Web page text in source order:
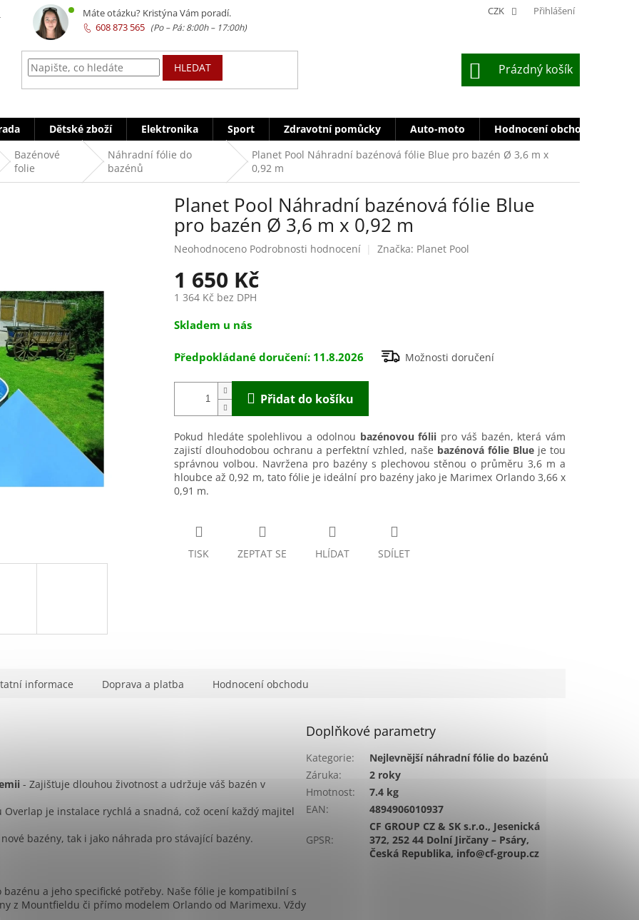
CZK Přihlášení
HLEDAT
NÁKUPNÍ
KOŠÍK
Prázdný košík
Dětské zboží Elektronika Sport Zdravotní pomůcky Auto-moto Hodnocení obchodu
Bazénové
folie
Náhradní fólie do
bazénů
Planet Pool Náhradní bazénová fólie Blue pro bazén Ø 3,6 m x
0,92 m
Planet Pool Náhradní bazénová fólie Blue
pro bazén Ø 3,6 m x 0,92 m
Průměrné
produktu
je
0,0
5
Neohodnoceno Podrobnosti hodnocení Značka: Planet Pool
1 650 Kč
1 364 Kč bez DPH
Měrná
cena:
Skladem u nás
11.8.2026 Možnosti doručení
Přidat do košíku
Pokud hledáte spolehlivou a odolnou bazénovou fólii pro váš bazén, která vám
zajistí dlouhodobou ochranu a perfektní vzhled, naše bazénová fólie Blue je tou
správnou volbou. Navržena pro bazény s plechovou stěnou o průměru 3,6 m a
hloubce až 0,92 m, tato fólie je ideální pro bazény jako je Marimex Orlando 3,66 x
0,91 m.
TISK ZEPTAT SE HLÍDAT SDÍLET
informace Doprava a platba Hodnocení obchodu
- Zajišťuje dlouhou životnost a udržuje váš bazén v
Overlap je instalace rychlá a snadná, což ocení každý majitel
bazény, tak i jako náhrada pro stávající bazény.
a jeho specifické potřeby. Naše fólie je kompatibilní s
z Mountfieldu či přímo modelem Orlando od Marimexu. Vždy
Doplňkové parametry
Kategorie:
Nejlevnější náhradní fólie do bazénů
Záruka:
2 roky
Hmotnost:
7.4 kg
EAN: 4894906010937
GPSR:
CF GROUP CZ & SK s.r.o., Jesenická
372, 252 44 Dolní Jirčany – Psáry,
Česká Republika, info@cf-group.cz
Máte otázku? Kristýna Vám poradí.
608 873 565